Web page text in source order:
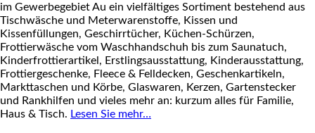
im Gewerbegebiet Au ein vielfältiges Sortiment bestehend aus
Tischwäsche und Meterwarenstoffe, Kissen und
Kissenfüllungen, Geschirrtücher, Küchen-Schürzen,
Frottierwäsche vom Waschhandschuh bis zum Saunatuch,
Kinderfrottierartikel, Erstlingsausstattung, Kinderausstattung,
Frottiergeschenke, Fleece & Felldecken, Geschenkartikeln,
Markttaschen und Körbe, Glaswaren, Kerzen, Gartenstecker
und Rankhilfen und vieles mehr an: kurzum alles für Familie,
Haus & Tisch. Lesen Sie mehr…